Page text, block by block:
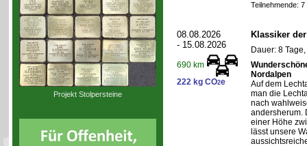
Projekt Stolpersteine
Teilnehmende:
08.08.2026
- 15.08.2026
690 km
222 kg CO2e
Klassiker
Dauer: 8
Nordalpen
Auf dem
man die
nach
andersherum.
einer Höhe
lässt unsere